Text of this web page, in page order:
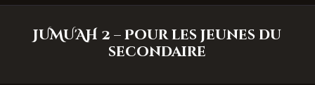
JUMU'AH 2 – Pour les jeunes du
secondaire
Services
Faire un don